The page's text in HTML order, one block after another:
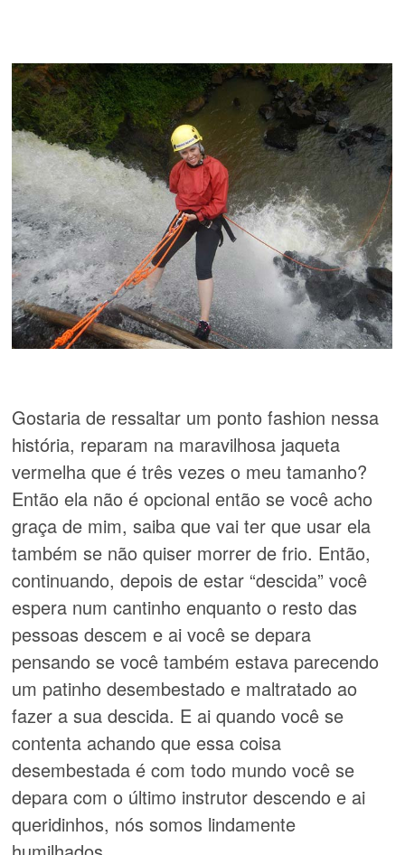
Gostaria de ressaltar um ponto fashion nessa
história, reparam na maravilhosa jaqueta
vermelha que é três vezes o meu tamanho?
Então ela não é opcional então se você acho
graça de mim, saiba que vai ter que usar ela
também se não quiser morrer de frio. Então,
continuando, depois de estar “descida” você
espera num cantinho enquanto o resto das
pessoas descem e ai você se depara
pensando se você também estava parecendo
um patinho desembestado e maltratado ao
fazer a sua descida. E ai quando você se
contenta achando que essa coisa
desembestada é com todo mundo você se
depara com o último instrutor descendo e ai
queridinhos, nós somos lindamente